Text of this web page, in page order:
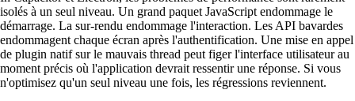
isolés à un seul niveau. Un grand paquet JavaScript endommage le
démarrage. La sur-rendu endommage l'interaction. Les API bavardes
endommagent chaque écran après l'authentification. Une mise en appel
de plugin natif sur le mauvais thread peut figer l'interface utilisateur au
moment précis où l'application devrait ressentir une réponse. Si vous
n'optimisez qu'un seul niveau une fois, les régressions reviennent.